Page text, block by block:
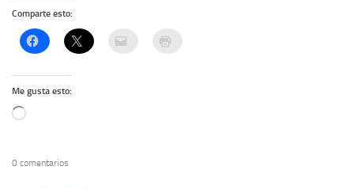
Comparte esto:
Me gusta esto:
Cargando...
0 comentarios